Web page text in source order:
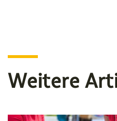
Weitere